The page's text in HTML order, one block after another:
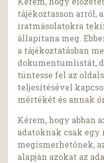
tájékoztasson arról,
iratmásolatokra
állapítana meg.
a tájékoztatásban
dokumentumlistát,
tüntesse fel az
teljesítésével
mértékét és annak
Kérem, hogy abban
adatoknak csak
megismerhetőnek,
alapján azokat az